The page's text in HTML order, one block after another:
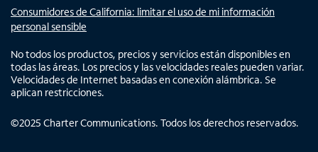
Consumidores de California: limitar el uso de mi información
personal sensible
No todos los productos, precios y servicios están disponibles en
todas las áreas. Los precios y las velocidades reales pueden variar.
Velocidades de Internet basadas en conexión alámbrica. Se
aplican restricciones.
©2025 Charter Communications. Todos los derechos reservados.